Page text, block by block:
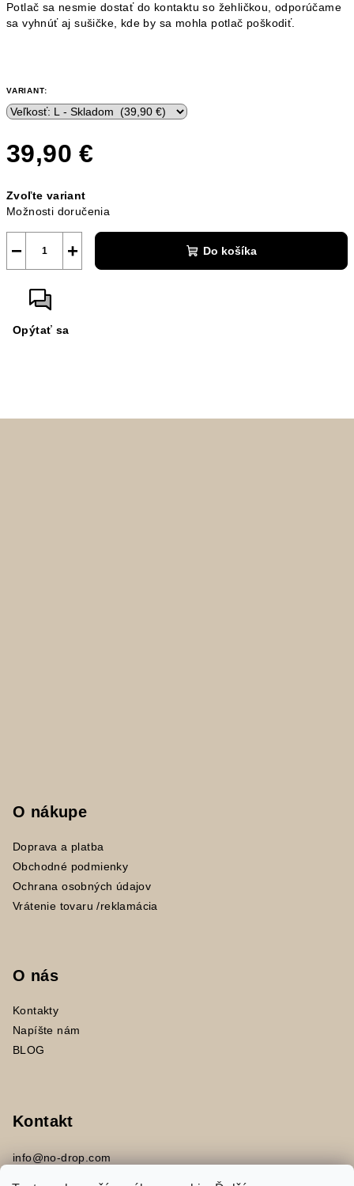
Potlač sa nesmie dostať do kontaktu so žehličkou, odporúčame
sa vyhnúť aj sušičke, kde by sa mohla potlač poškodiť.
VARIANT:
39,90 €
cena:
Zvoľte variant
Možnosti doručenia
+
− Do košíka
Opýtať sa
O nákupe
Doprava a platba
Obchodné podmienky
Ochrana osobných údajov
Vrátenie tovaru /reklamácia
O nás
Kontakty
Napíšte nám
BLOG
Kontakt
info@no-drop.com